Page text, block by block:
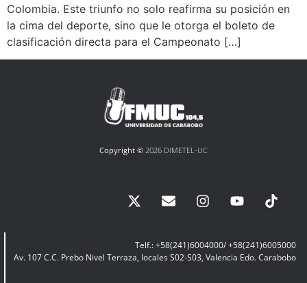
Colombia. Este triunfo no solo reafirma su posición en
la cima del deporte, sino que le otorga el boleto de
clasificación directa para el Campeonato […]
Copyright © 2026 DIMETEL-UC
Telf.: +58(241)6004000/ +58(241)6005000
Av. 107 C.C. Prebo Nivel Terraza, locales S02-S03, Valencia Edo. Carabobo